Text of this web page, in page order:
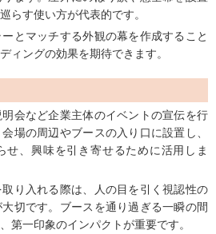
らす使い方が代表的です。
とマッチする外観の幕を作成すること
ィングの効果を期待できます。
会など企業主体のイベントの宣伝を行
場の周辺やブースの入り口に設置し、
せ、興味を引き寄せるために活用しま
り入れる際は、人の目を引く視認性の
切です。ブースを通り過ぎる一瞬の間
第一印象のインパクトが重要です。